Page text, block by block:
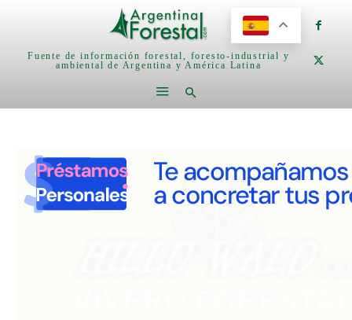
Fuente de información forestal, foresto-industrial y
ambiental de Argentina y América Latina